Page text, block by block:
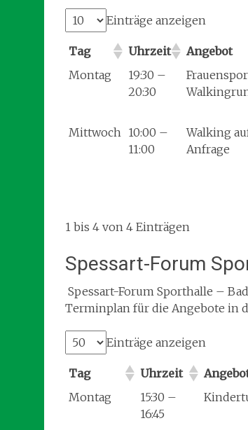
Einträge anzeigen
Tag Uhrzeit Angebot
Montag
19:30 –
20:30
Mittwoch 10:00 –
11:00
Walking
Anfrage
1 bis 4 von 4 Einträgen
Spessart-Forum
Spessart-Forum Sporthalle –
Terminplan für die Angebote in
Einträge anzeigen
Tag Uhrzeit
Montag
15:30 –
16:45